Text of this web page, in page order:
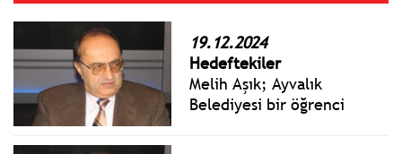
19.12.2024
Hedeftekiler
Melih Aşık; Ayvalık
Belediyesi bir öğrenci